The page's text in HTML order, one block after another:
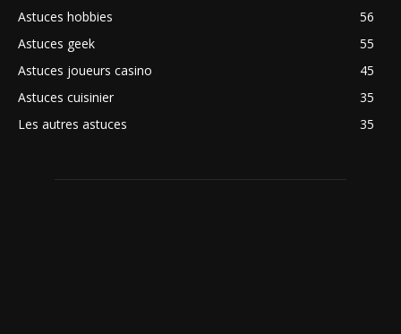
Astuces hobbies
56
Astuces geek
55
Astuces joueurs casino
45
Astuces cuisinier
35
Les autres astuces
35